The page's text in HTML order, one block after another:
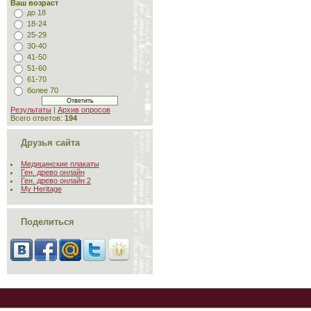
Ваш возраст
до 18
18-24
25-29
30-40
41-50
51-60
61-70
более 70
Результаты | Архив опросов
Всего ответов: 194
Друзья сайта
Медицинские плакаты
Ген. древо онлайн
Ген. древо онлайн 2
My Heritage
Поделиться